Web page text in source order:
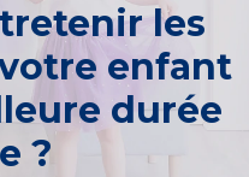
les
enfant
durée
?